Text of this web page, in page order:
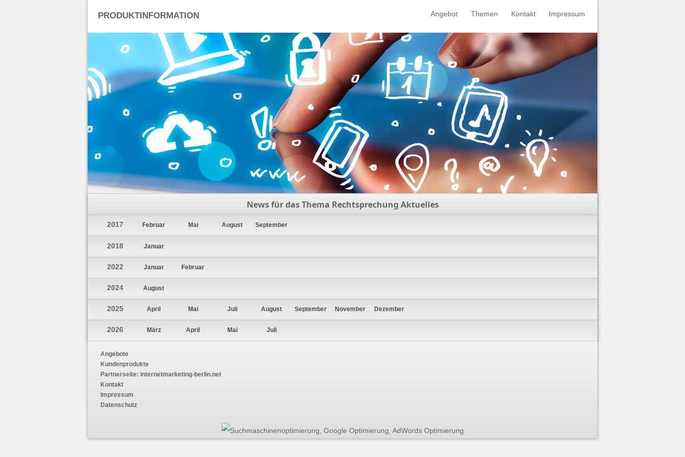
PRODUKTINFORMATION Angebot Themen Kontakt Impressum
News für das Thema Rechtsprechung Aktuelles
2017 Februar Mai August September
2018 Januar
2022 Januar Februar
2024 August
2025 April Mai Juli August September November Dezember
2026 März April Mai Juli
Angebote
Kundenprodukte
Partnerseite: internetmarketing-berlin.net
Kontakt
Impressum
Datenschutz